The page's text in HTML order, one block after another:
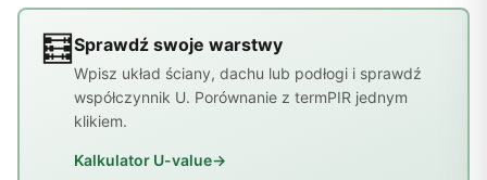
🧮Sprawdź swoje warstwy
Wpisz układ ściany, dachu lub podłogi i sprawdź
współczynnik U. Porównanie z termPIR jednym
klikiem.
Kalkulator U-value→